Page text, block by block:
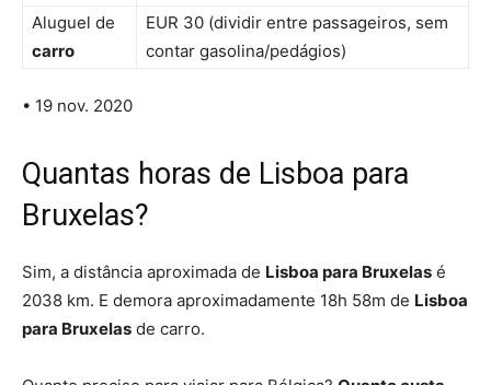
Aluguel de
carro
EUR 30 (dividir entre passageiros, sem
contar gasolina/pedágios)
• 19 nov. 2020
Quantas horas de Lisboa para
Bruxelas?
Sim, a distância aproximada de Lisboa para Bruxelas é
2038 km. E demora aproximadamente 18h 58m de Lisboa
para Bruxelas de carro.